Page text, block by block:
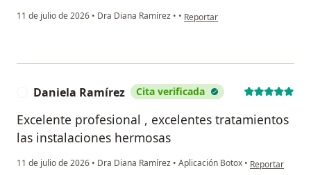
11 de julio de 2026 • Dra Diana Ramírez • • en opinión del usuario Luis Girón
Reportar
Daniela Ramírez Cita verificada
Excelente profesional , excelentes tratamientos
las instalaciones hermosas
11 de julio de 2026 • Dra Diana Ramírez • Aplicación Botox • en opinión del
Reportar